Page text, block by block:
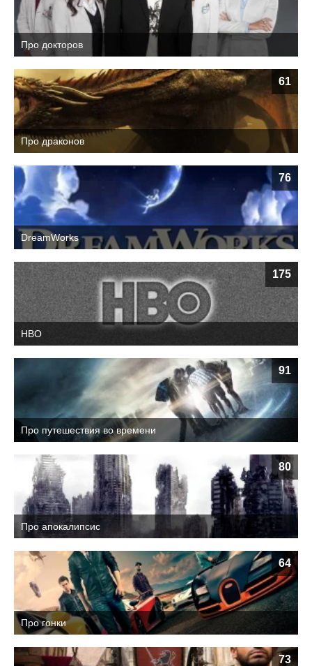
Про докторов
61
Про драконов
76
DreamWorks
175
HBO
91
Про путешествия во времени
80
Про апокалипсис
64
Про гонки
73